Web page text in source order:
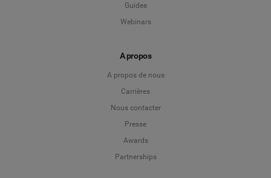
Guides
Webinars
A propos
A propos de nous
Carrières
Nous contacter
Presse
Awards
Partnerships